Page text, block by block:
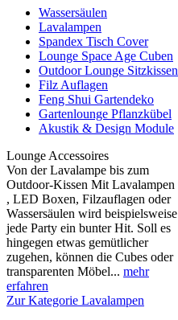
Wassersäulen
Lavalampen
Spandex Tisch Cover
Lounge Space Age Cuben
Outdoor Lounge Sitzkissen
Filz Auflagen
Feng Shui Gartendeko
Gartenlounge Pflanzkübel
Akustik & Design Module
Lounge Accessoires
Von der Lavalampe bis zum
Outdoor-Kissen Mit Lavalampen
, LED Boxen, Filzauflagen oder
Wassersäulen wird beispielsweise
jede Party ein bunter Hit. Soll es
hingegen etwas gemütlicher
zugehen, können die Cubes oder
transparenten Möbel... mehr
erfahren
Zur Kategorie Lavalampen